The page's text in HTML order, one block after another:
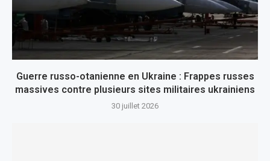
Guerre russo-otanienne en Ukraine : Frappes russes
massives contre plusieurs sites militaires ukrainiens
30 juillet 2026